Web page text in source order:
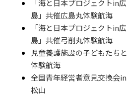
「海と日本プロジェクトin広
島」共催広島丸体験航海
「海と日本プロジェクトin広
島」共催弓削丸体験航海
児童養護施設の子どもたちと
体験航海
全国青年経営者意見交換会in
松山